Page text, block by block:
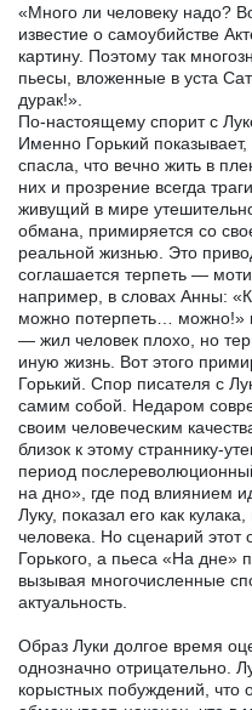
«Много ли человеку надо?
известие о самоубийстве
картину. Поэтому так
пьесы, вложенные в уста
дурак!».
По-настоящему спорит с
Именно Горький
спасла, что вечно жить в
них и прозрение всегда
живущий в мире
обмана, примиряется со
реальной жизнью. Это
соглашается терпеть —
например, в словах Анны:
можно потерпеть… можно!»
— жил человек плохо, но
иную жизнь. Вот этого
Горький. Спор писателя с
самим собой. Недаром
своим человеческим
близок к этому страннику-
период
на дно», где под влиянием
Луку, показал его как
человека. Но сценарий этот
Горького, а пьеса «На дне»
вызывая многочисленные
актуальность.
Образ Луки долгое время
однозначно отрицательно.
корыстных побуждений,